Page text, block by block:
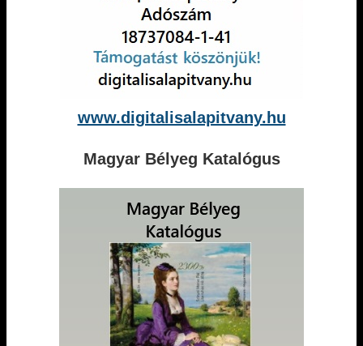
www.digitalisalapitvany.hu
Magyar Bélyeg Katalógus